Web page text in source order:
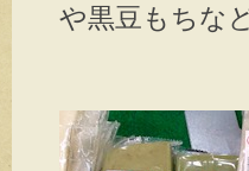
や黒豆もちな